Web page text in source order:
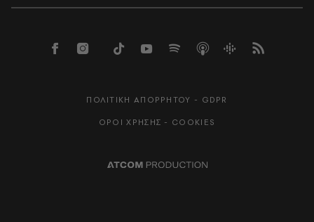
ΠΟΛΙΤΙΚΗ ΑΠΟΡΡΗΤΟΥ - GDPR
ΟΡΟΙ ΧΡΗΣΗΣ - COOKIES